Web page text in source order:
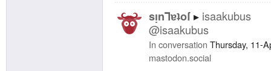
sᴉnꓶɐʇoſ
isaakubus
@isaakubus
In conversation Thursday, 11-
mastodon.social